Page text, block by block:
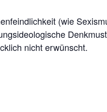
(wie
nicht erwünscht.